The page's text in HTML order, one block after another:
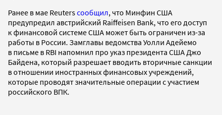
Ранее в мае Reutersсообщил, что Минфин США
предупредил австрийский Raiffeisen Bank, что его доступ
к финансовой системе США может быть ограничен из-за
работы в России. Замглавы ведомства Уолли Адейемо
в письме в RBI напомнил про указ президента США Джо
Байдена, который разрешает вводить вторичные санкции
в отношении иностранных финансовых учреждений,
которые проводят значительные операции с участием
российского ВПК.